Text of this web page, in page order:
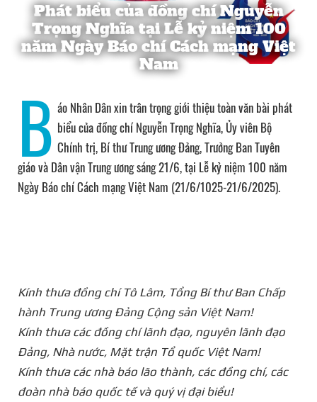
Phát biểu của đồng chí Nguyễn
Trọng Nghĩa tại Lễ kỷ niệm 100
năm Ngày Báo chí Cách mạng Việt
Nam
B áo Nhân Dân xin trân trọng giới thiệu toàn văn bài phát
biểu của đồng chí Nguyễn Trọng Nghĩa, Ủy viên Bộ
Chính trị, Bí thư Trung ương Đảng, Trưởng Ban Tuyên
giáo và Dân vận Trung ương sáng 21/6, tại Lễ kỷ niệm 100 năm
Ngày Báo chí Cách mạng Việt Nam (21/6/1025-21/6/2025).
Kính thưa đồng chí Tô Lâm, Tổng Bí thư Ban Chấp
hành Trung ương Đảng Cộng sản Việt Nam!
Kính thưa các đồng chí lãnh đạo, nguyên lãnh đạo
Đảng, Nhà nước, Mặt trận Tổ quốc Việt Nam!
Kính thưa các nhà báo lão thành, các đồng chí, các
đoàn nhà báo quốc tế và quý vị đại biểu!